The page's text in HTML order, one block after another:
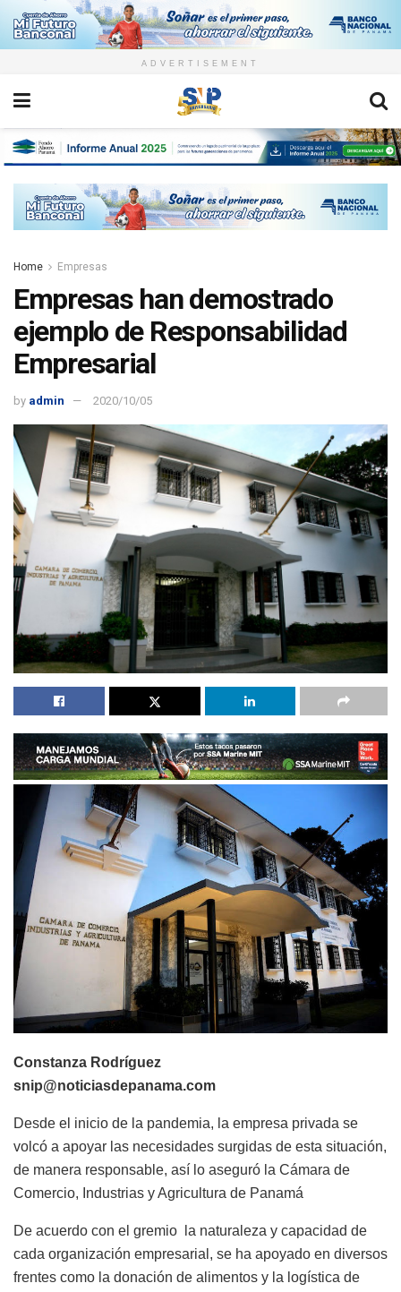
ADVERTISEMENT
Home Empresas
Empresas han demostrado
ejemplo de Responsabilidad
Empresarial
by admin 2020/10/05
Constanza Rodríguez
snip@noticiasdepanama.com
Desde el inicio de la pandemia, la empresa privada se
volcó a apoyar las necesidades surgidas de esta situación,
de manera responsable, así lo aseguró la Cámara de
Comercio, Industrias y Agricultura de Panamá
De acuerdo con el gremio la naturaleza y capacidad de
cada organización empresarial, se ha apoyado en diversos
frentes como la donación de alimentos y la logística de